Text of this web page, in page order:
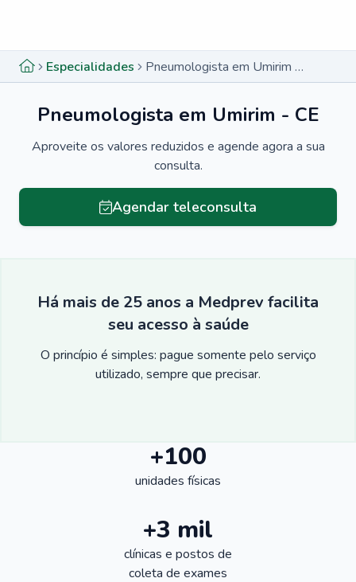
Especialidades Pneumologista em Umirim - CE
Pneumologista em Umirim - CE
Aproveite os valores reduzidos e agende agora a sua
consulta.
Agendar teleconsulta
Há mais de 25 anos a Medprev facilita
seu acesso à saúde
O princípio é simples: pague somente pelo serviço
utilizado, sempre que precisar.
+100
unidades físicas
+3 mil
clínicas e postos de
coleta de exames